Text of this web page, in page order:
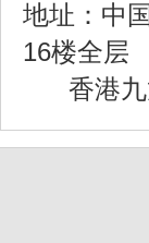
地址：中
16楼全层
香港九